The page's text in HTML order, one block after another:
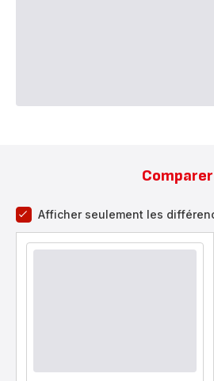
Comparer
Afficher seulement les